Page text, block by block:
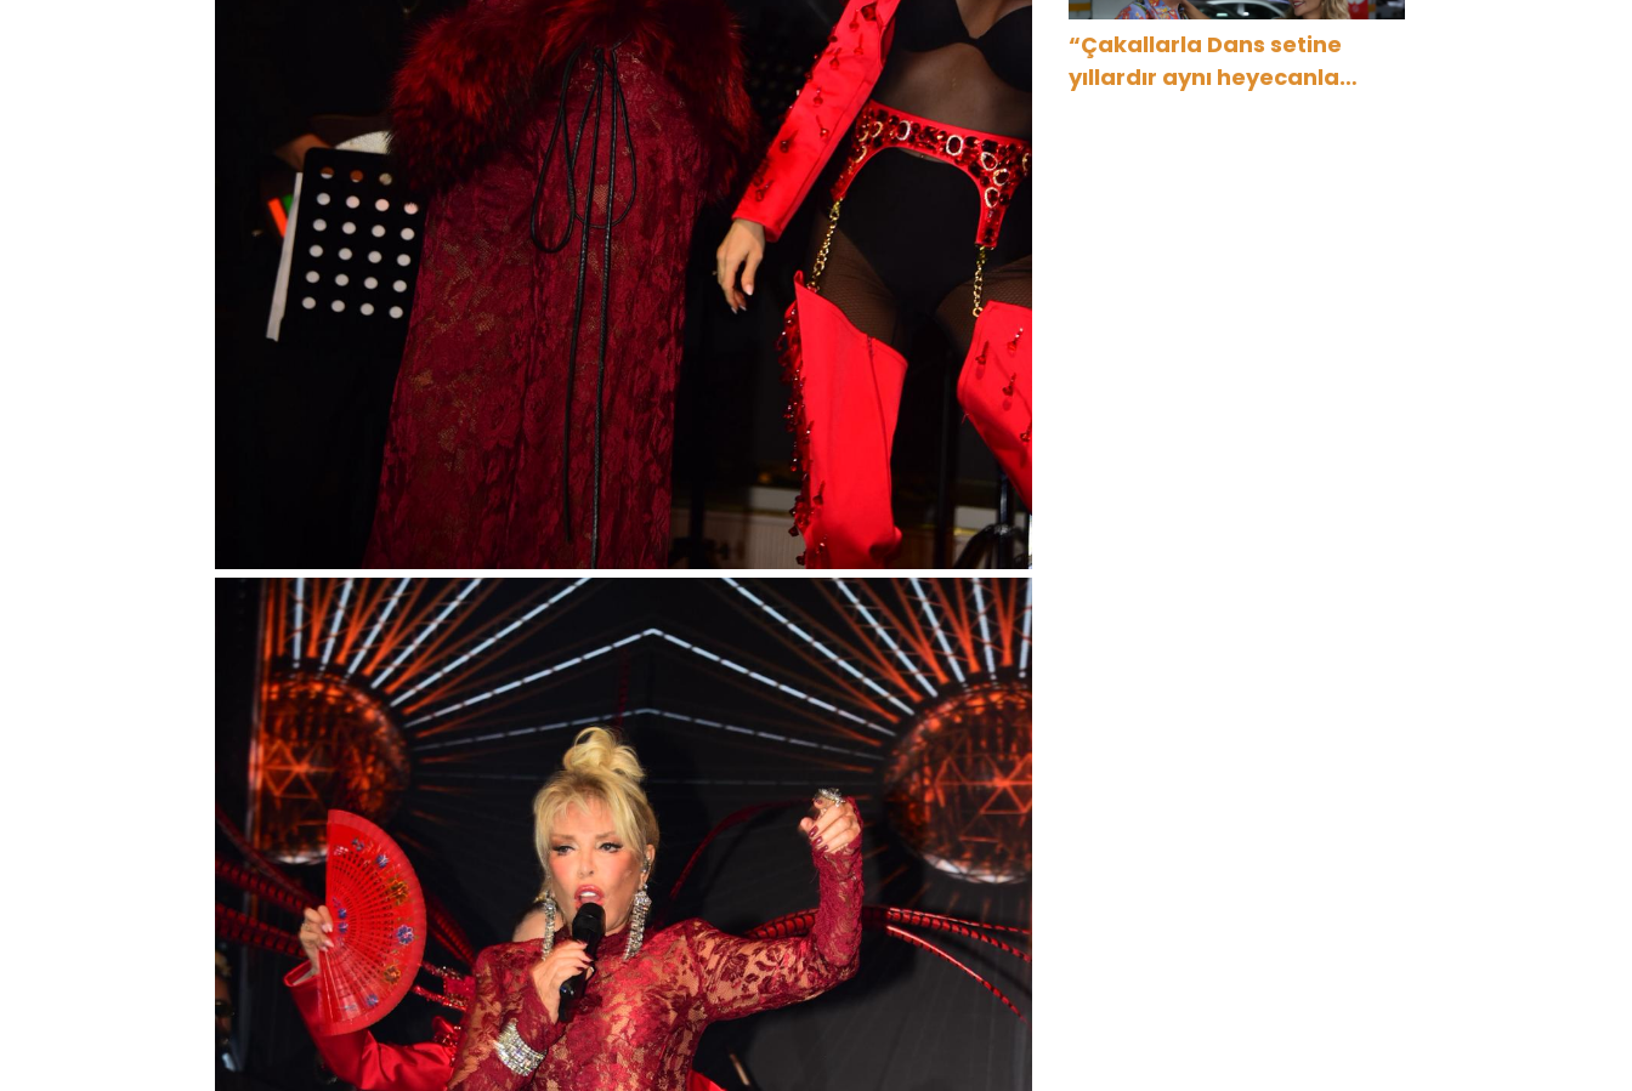
“Çakallarla Dans setine
yıllardır aynı heyecanla